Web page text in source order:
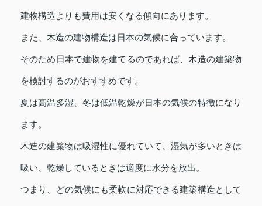
建物構造よりも費用は安くなる傾向にあります。
また、木造の建物構造は日本の気候に合っています。
そのため日本で建物を建てるのであれば、木造の建築物
を検討するのがおすすめです。
夏は高温多湿、冬は低温乾燥が日本の気候の特徴になり
ます。
木造の建築物は吸湿性に優れていて、湿気が多いときは
吸い、乾燥しているときは適度に水分を放出。
つまり、どの気候にも柔軟に対応できる建築構造として